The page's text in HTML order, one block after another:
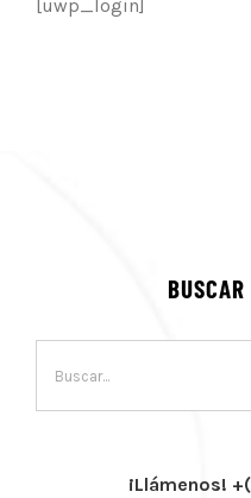
[uwp_login]
¡Llámenos!